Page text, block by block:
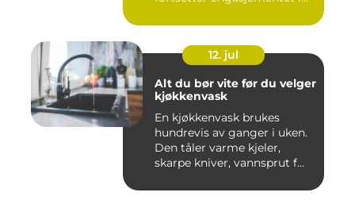
12. jul
Alt du bør vite før du velger
kjøkkenvask
En kjøkkenvask brukes
hundrevis av ganger i uken.
Den tåler varme kjeler,
skarpe kniver, vannsprut f...